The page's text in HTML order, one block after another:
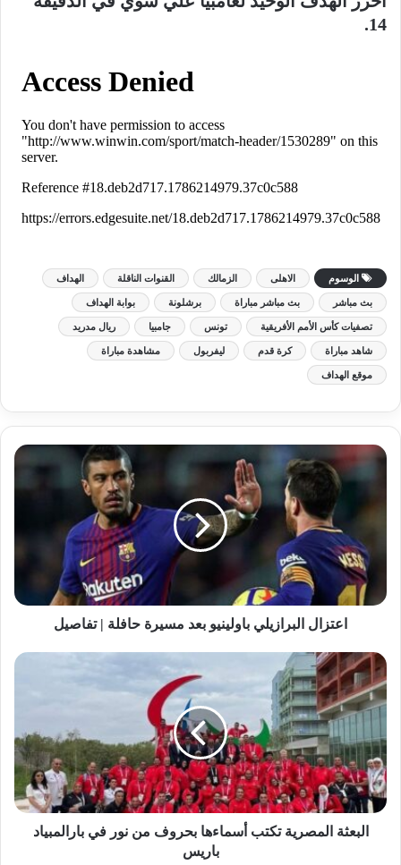
14.
الوسوم الاهلى الزمالك القنوات الناقلة الهداف
بث مباشر بث مباشر مباراة برشلونة بوابة الهداف
تصفيات كأس الأمم الأفريقية تونس جامبيا ريال مدريد
شاهد مباراة كرة قدم ليفربول مشاهدة مباراة
موقع الهداف
اعتزال البرازيلي باولينيو بعد مسيرة حافلة | تفاصيل
البعثة المصرية تكتب أسماءها بحروف من نور في بارالمبياد
باريس